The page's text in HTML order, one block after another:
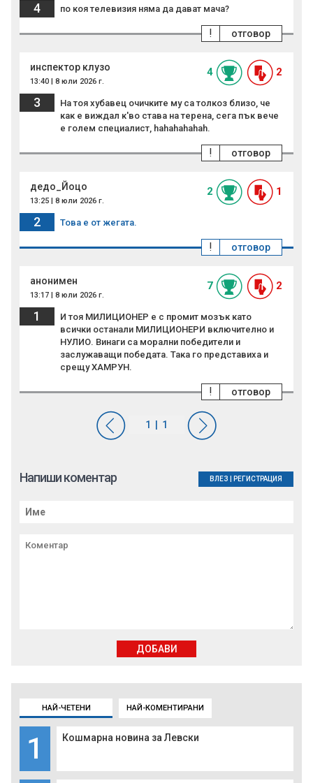
НАЙ-ЧЕТЕНИ НАЙ-КОМЕНТИРАНИ
1 Кошмарна новина за Левски
4 по коя телевизия няма да дават мача?
отговор
!
инспектор клузо
13:40 | 8 юли 2026 г.
4 2
3
На тоя хубавец очичките му са толкоз близо, че
как е виждал к'во става на терена, сега пък вече
е голем специалист, hahahahahah.
отговор
!
дедо_Йоцо
13:25 | 8 юли 2026 г.
2 1
2 Toва е от жегата.
отговор
!
анонимен
13:17 | 8 юли 2026 г.
7 2
1
И тоя МИЛИЦИОНЕР е с промит мозък като
всички останали МИЛИЦИОНЕРИ включително и
НУЛИО. Винаги са морални победители и
заслужаващи победата. Така го представиха и
срещу ХАМРУН.
отговор
!
Напиши коментар ВЛЕЗ РЕГИСТРАЦИЯ
ДОБАВИ